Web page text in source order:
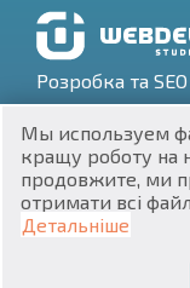
$
₽
₴
zł
Розробка та
ЕИК 201160903
Мы используем
кращу роботу на
продовжите, ми
отримати всі
Детальніше